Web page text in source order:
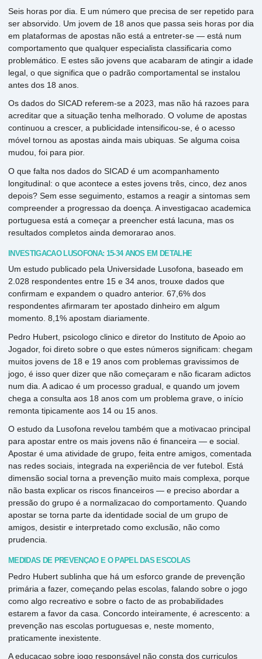
Seis horas por dia. E um número que precisa de ser repetido para
ser absorvido. Um jovem de 18 anos que passa seis horas por dia
em plataformas de apostas não está a entreter-se — está num
comportamento que qualquer especialista classificaria como
problemático. E estes são jovens que acabaram de atingir a idade
legal, o que significa que o padrão comportamental se instalou
antes dos 18 anos.
Os dados do SICAD referem-se a 2023, mas não há razoes para
acreditar que a situação tenha melhorado. O volume de apostas
continuou a crescer, a publicidade intensificou-se, é o acesso
móvel tornou as apostas ainda mais ubiquas. Se alguma coisa
mudou, foi para pior.
O que falta nos dados do SICAD é um acompanhamento
longitudinal: o que acontece a estes jovens três, cinco, dez anos
depois? Sem esse seguimento, estamos a reagir a sintomas sem
compreender a progressao da doença. A investigacao academica
portuguesa está a começar a preencher está lacuna, mas os
resultados completos ainda demorarao anos.
INVESTIGACAO LUSOFONA: 15-34 ANOS EM DETALHE
Um estudo publicado pela Universidade Lusofona, baseado em
2.028 respondentes entre 15 e 34 anos, trouxe dados que
confirmam e expandem o quadro anterior. 67,6% dos
respondentes afirmaram ter apostado dinheiro em algum
momento. 8,1% apostam diariamente.
Pedro Hubert, psicologo clinico e diretor do Instituto de Apoio ao
Jogador, foi direto sobre o que estes números significam: chegam
muitos jovens de 18 e 19 anos com problemas gravissimos de
jogo, é isso quer dizer que não começaram e não ficaram adictos
num dia. A adicao é um processo gradual, e quando um jovem
chega a consulta aos 18 anos com um problema grave, o início
remonta tipicamente aos 14 ou 15 anos.
O estudo da Lusofona revelou também que a motivacao principal
para apostar entre os mais jovens não é financeira — e social.
Apostar é uma atividade de grupo, feita entre amigos, comentada
nas redes sociais, integrada na experiência de ver futebol. Está
dimensão social torna a prevenção muito mais complexa, porque
não basta explicar os riscos financeiros — e preciso abordar a
pressão do grupo é a normalizacao do comportamento. Quando
apostar se torna parte da identidade social de um grupo de
amigos, desistir e interpretado como exclusão, não como
prudencia.
MEDIDAS DE PREVENÇÃO É O PAPEL DAS ESCOLAS
Pedro Hubert sublinha que há um esforco grande de prevenção
primária a fazer, começando pelas escolas, falando sobre o jogo
como algo recreativo e sobre o facto de as probabilidades
estarem a favor da casa. Concordo inteiramente, é acrescento: a
prevenção nas escolas portuguesas e, neste momento,
praticamente inexistente.
A educacao sobre jogo responsável não consta dos curriculos